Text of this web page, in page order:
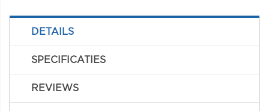
DETAILS
SPECIFICATIES
REVIEWS